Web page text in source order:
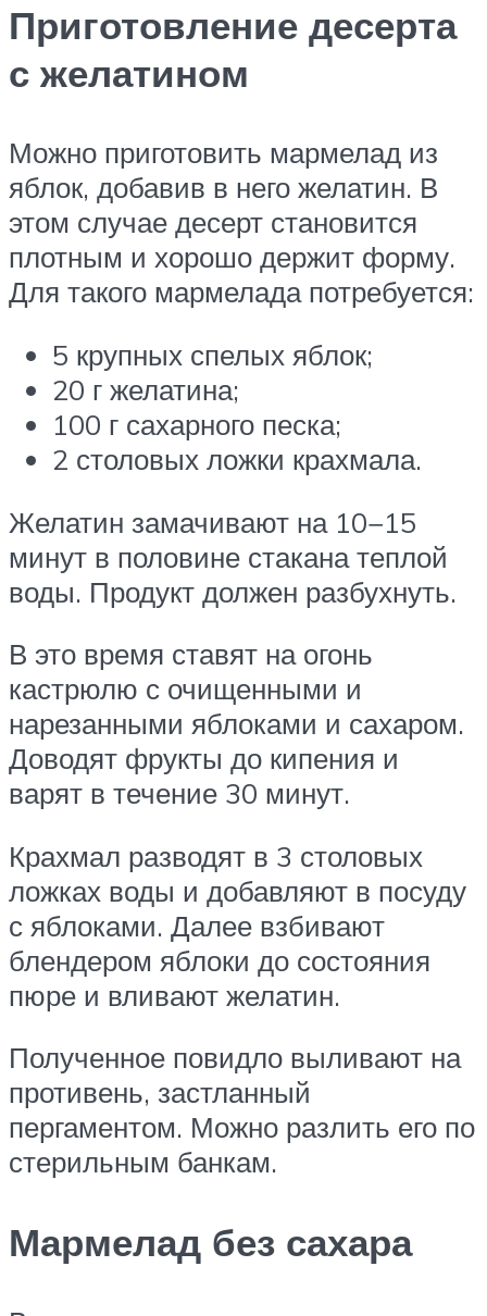
Приготовление десерта
с желатином
Можно приготовить мармелад из
яблок, добавив в него желатин. В
этом случае десерт становится
плотным и хорошо держит форму.
Для такого мармелада потребуется:
5 крупных спелых яблок;
20 г желатина;
100 г сахарного песка;
2 столовых ложки крахмала.
Желатин замачивают на 10−15
минут в половине стакана теплой
воды. Продукт должен разбухнуть.
В это время ставят на огонь
кастрюлю с очищенными и
нарезанными яблоками и сахаром.
Доводят фрукты до кипения и
варят в течение 30 минут.
Крахмал разводят в 3 столовых
ложках воды и добавляют в посуду
с яблоками. Далее взбивают
блендером яблоки до состояния
пюре и вливают желатин.
Полученное повидло выливают на
противень, застланный
пергаментом. Можно разлить его по
стерильным банкам.
Мармелад без сахара